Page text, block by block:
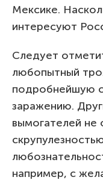
Мексике.
интересуют
Следует
любопытный
подробнейшую
заражению.
вымогателей не
например, с